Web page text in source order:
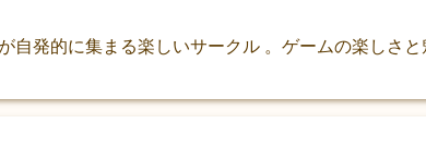
発的に集まる楽しいサークル 。ゲームの楽しさ